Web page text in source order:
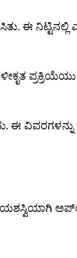
ಈ
ವಿವರಗಳನ್ನು
ಯಶಸ್ವಿಯಾಗಿ